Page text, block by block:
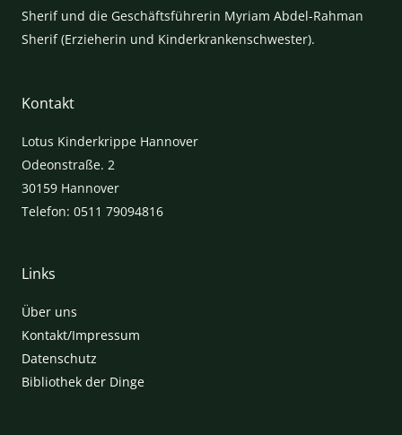
Sherif und die Geschäftsführerin Myriam Abdel-Rahman
Sherif (Erzieherin und Kinderkrankenschwester).
Kontakt
Lotus Kinderkrippe Hannover
Odeonstraße. 2
30159 Hannover
Telefon: 0511 79094816
Links
Über uns
Kontakt/Impressum
Datenschutz
Bibliothek der Dinge